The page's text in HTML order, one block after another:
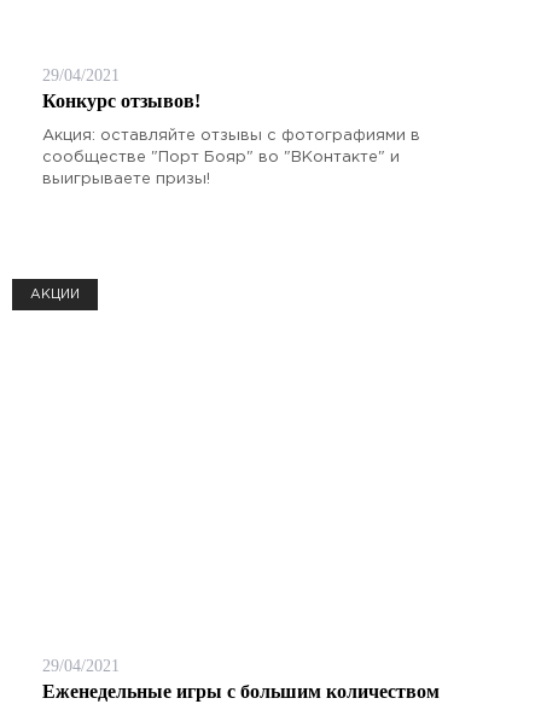
29/04/2021
Конкурс отзывов!
Акция: оставляйте отзывы с фотографиями в
сообществе "Порт Бояр" во "ВКонтакте" и
выигрываете призы!
АКЦИИ
29/04/2021
Еженедельные игры с большим количеством